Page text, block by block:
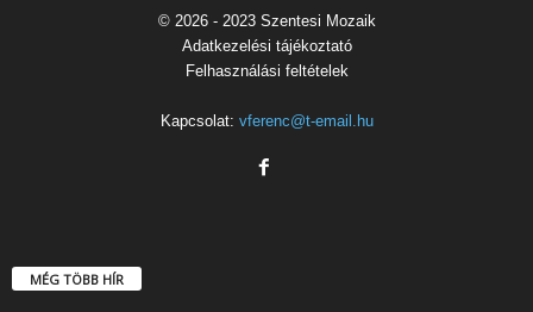
© 2026 - 2023 Szentesi Mozaik
Adatkezelési tájékoztató
Felhasználási feltételek
Kapcsolat: vferenc@t-email.hu
MÉG TÖBB HÍR